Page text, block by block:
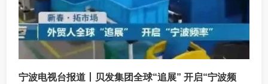
宁波电视台报道丨贝发集团全球“追展” 开启“宁波频